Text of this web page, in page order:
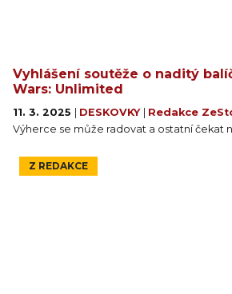
Vyhlášení soutěže o naditý
Wars: Unlimited
11. 3. 2025 DESKOVKY Redakce
Výherce se může radovat a ostatní čekat
Z REDAKCE